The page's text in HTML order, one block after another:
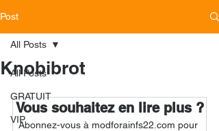
Post
All Posts
GRATUIT
VIP
All Posts
Knobibrot
Vous souhaitez en lire plus ?
Abonnez-vous à modforainfs22.com pour